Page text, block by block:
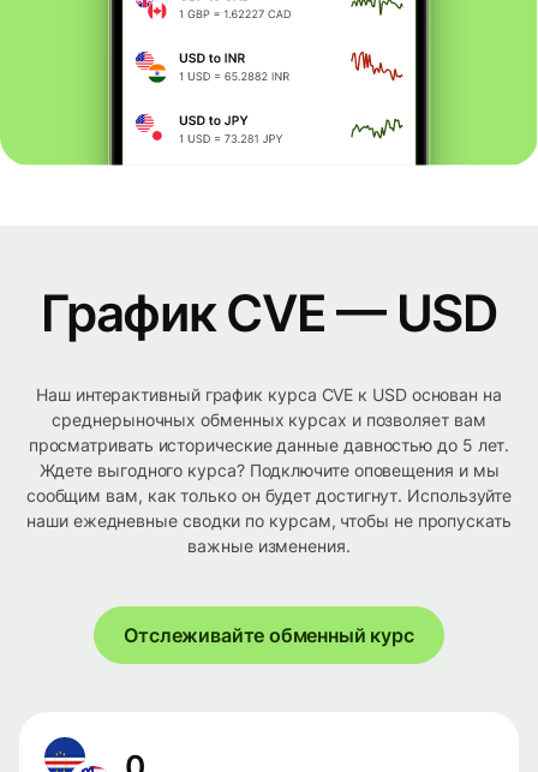
График CVE — USD
Наш интерактивный график курса CVE к USD основан на
среднерыночных обменных курсах и позволяет вам
просматривать исторические данные давностью до 5 лет.
Ждете выгодного курса? Подключите оповещения и мы
сообщим вам, как только он будет достигнут. Используйте
наши ежедневные сводки по курсам, чтобы не пропускать
важные изменения.
Отслеживайте обменный курс